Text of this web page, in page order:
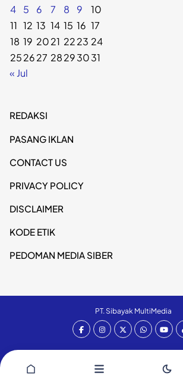
4
5 6 7 8 9
10
11 12 13 14 15 16 17
18 19 2021 2223 24
252627 28293031
« Jul
REDAKSI
PASANG IKLAN
CONTACT US
PRIVACY POLICY
DISCLAIMER
KODE ETIK
PEDOMAN MEDIA SIBER
PT. Sibayak MultiMedia